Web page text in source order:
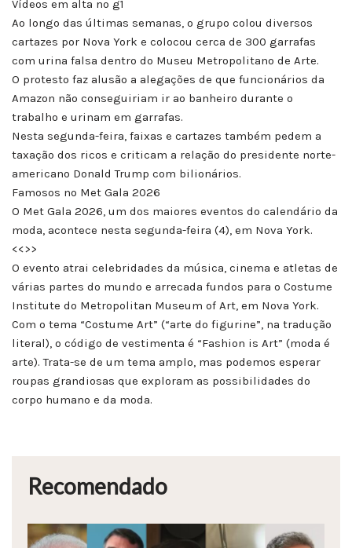
Vídeos em alta no g1
Ao longo das últimas semanas, o grupo colou diversos
cartazes por Nova York e colocou cerca de 300 garrafas
com urina falsa dentro do Museu Metropolitano de Arte.
O protesto faz alusão a alegações de que funcionários da
Amazon não conseguiriam ir ao banheiro durante o
trabalho e urinam em garrafas.
Nesta segunda-feira, faixas e cartazes também pedem a
taxação dos ricos e criticam a relação do presidente norte-
americano Donald Trump com bilionários.
Famosos no Met Gala 2026
O Met Gala 2026, um dos maiores eventos do calendário da
moda, acontece nesta segunda-feira (4), em Nova York.
<<>>
O evento atrai celebridades da música, cinema e atletas de
várias partes do mundo e arrecada fundos para o Costume
Institute do Metropolitan Museum of Art, em Nova York.
Com o tema “Costume Art” (“arte do figurine”, na tradução
literal), o código de vestimenta é “Fashion is Art” (moda é
arte). Trata-se de um tema amplo, mas podemos esperar
roupas grandiosas que exploram as possibilidades do
corpo humano e da moda.
Recomendado